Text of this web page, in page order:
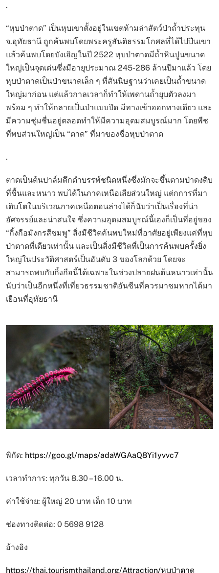
.
“หุบป่าตาด” เป็นหุบเขาตั้งอยู่ในเขตห้ามล่าสัตว์ป่าถ้ำประทุน
จ.อุทัยธานี ถูกค้นพบโดยพระครูสันติธรรมโกศลที่ได้ไปปีนเขา
แล้วค้นพบโดยบังเอิญในปี 2522 หุบป่าตาดมีถ้ำหินปูนขนาด
ใหญ่เป็นจุดเด่นซึ่งมีอายุประมาณ 245-286 ล้านปีมาแล้ว โดย
หุบป่าตาดเป็นป่าขนาดเล็ก ๆ ที่สันนิษฐานว่าเคยเป็นถ้ำขนาด
ใหญ่มาก่อน แต่แล้วกาลเวลาก็ทำให้เพดานถ้ำยุบตัวลงมา
พร้อม ๆ ทำให้กลายเป็นป่าแบบปิด มีทางเข้าออกทางเดียว และ
มีความชุ่มชื่นอยู่ตลอดทำให้มีความอุดมสมบูรณ์มาก โดยพืช
ที่พบส่วนใหญ่เป็น “ตาด” ที่มาของชื่อหุบป่าตาด
.
ตาดเป็นต้นปาล์มดึกดำบรรพ์ชนิดหนึ่งซึ่งมักจะขึ้นตามป่าดงดิบ
ที่ชื้นและหนาว พบได้ในภาคเหนือเสียส่วนใหญ่ แต่กการที่มา
เติบโตในบริเวณภาคเหนือตอนล่างได้ก็นับว่าเป็นเรื่องที่น่า
อัศจรรย์และน่าสนใจ ซึ่งความอุดมสมบูรณ์นี้เองก็เป็นที่อยู่ของ
“กิ้งกือมังกรสีชมพู” สิ่งมีชีวิตค้นพบใหม่ที่อาศัยอยู่เพียงแค่ที่หุบ
ป่าตาดที่เดียวเท่านั้น และเป็นสิ่งมีชีวิตที่เป็นการค้นพบครั้งยิ่ง
ใหญ่ในประวัติศาสตร์เป็นอันดับ 3 ของโลกด้วย โดยจะ
สามารถพบกับกิ้งกือนี้ได้เฉพาะในช่วงปลายฝนต้นหนาวเท่านั้น
นับว่าเป็นอีกหนึ่งที่เที่ยวธรรมชาติอันซีนที่ควรมาชมหากได้มา
เยือนที่อุทัยธานี
พิกัด: https://goo.gl/maps/adaWGAaQ8Yi1yvvc7
เวลาทำการ: ทุกวัน 8.30 – 16.00 น.
ค่าใช้จ่าย: ผู้ใหญ่ 20 บาท เด็ก 10 บาท
ช่องทางติดต่อ: 0 5698 9128
อ้างอิง
https://thai.tourismthailand.org/Attraction/หุบป่าตาด